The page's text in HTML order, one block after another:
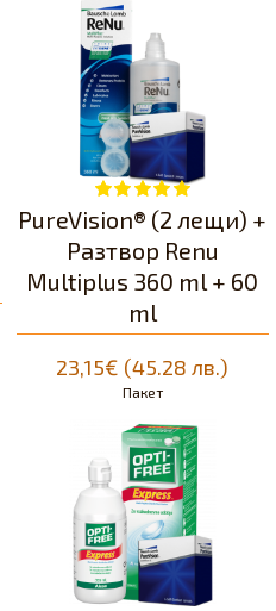
PureVision® (2 лещи) +
Разтвор Renu
Multiplus 360 ml + 60
ml
23,15€ (45.28 лв.)
Пакет